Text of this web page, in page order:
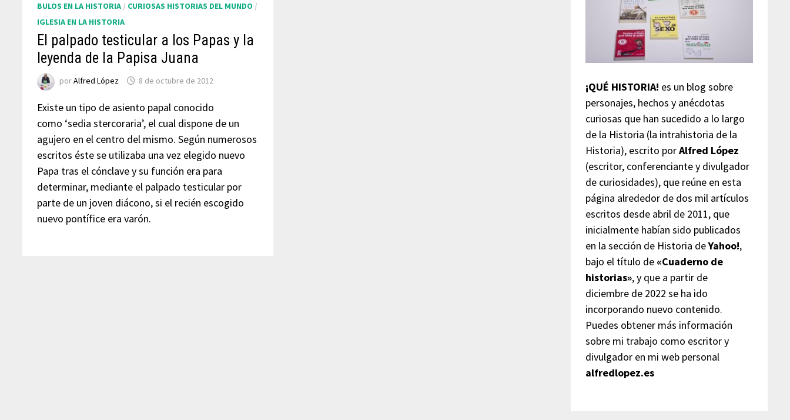
BULOS EN LA HISTORIA / CURIOSAS HISTORIAS DEL MUNDO /
IGLESIA EN LA HISTORIA
El palpado testicular a los Papas y la
leyenda de la Papisa Juana
porAlfred López 8 de octubre de 2012
Existe un tipo de asiento papal conocido
como ‘sedia stercoraria’, el cual dispone de un
agujero en el centro del mismo. Según numerosos
escritos éste se utilizaba una vez elegido nuevo
Papa tras el cónclave y su función era para
determinar, mediante el palpado testicular por
parte de un joven diácono, si el recién escogido
nuevo pontífice era varón.
¡QUÉ HISTORIA! es un blog sobre
personajes, hechos y anécdotas
curiosas que han sucedido a lo largo
de la Historia (la intrahistoria de la
Historia), escrito porAlfred López
(escritor, conferenciante y divulgador
de curiosidades), que reúne en esta
página alrededor de dos mil artículos
escritos desde abril de 2011, que
inicialmente habían sido publicados
en la sección de Historia deYahoo!,
bajo el título de «Cuaderno de
historias», y que a partir de
diciembre de 2022 se ha ido
incorporando nuevo contenido.
Puedes obtener más información
sobre mi trabajo como escritor y
divulgador en mi web personal
alfredlopez.es